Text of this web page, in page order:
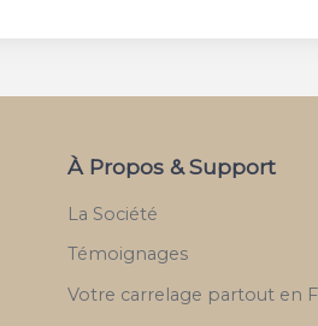
À Propos & Support
La Société
Témoignages
Votre carrelage partout en